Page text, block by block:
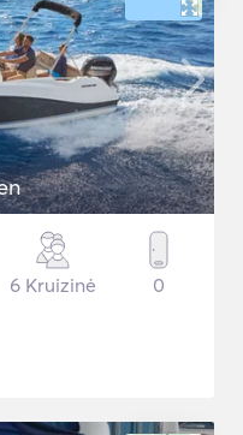
6 Kruizinė 0